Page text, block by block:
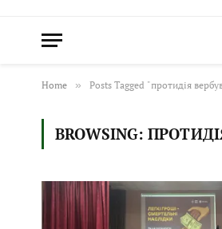
Home » Posts Tagged "протидія
BROWSING: